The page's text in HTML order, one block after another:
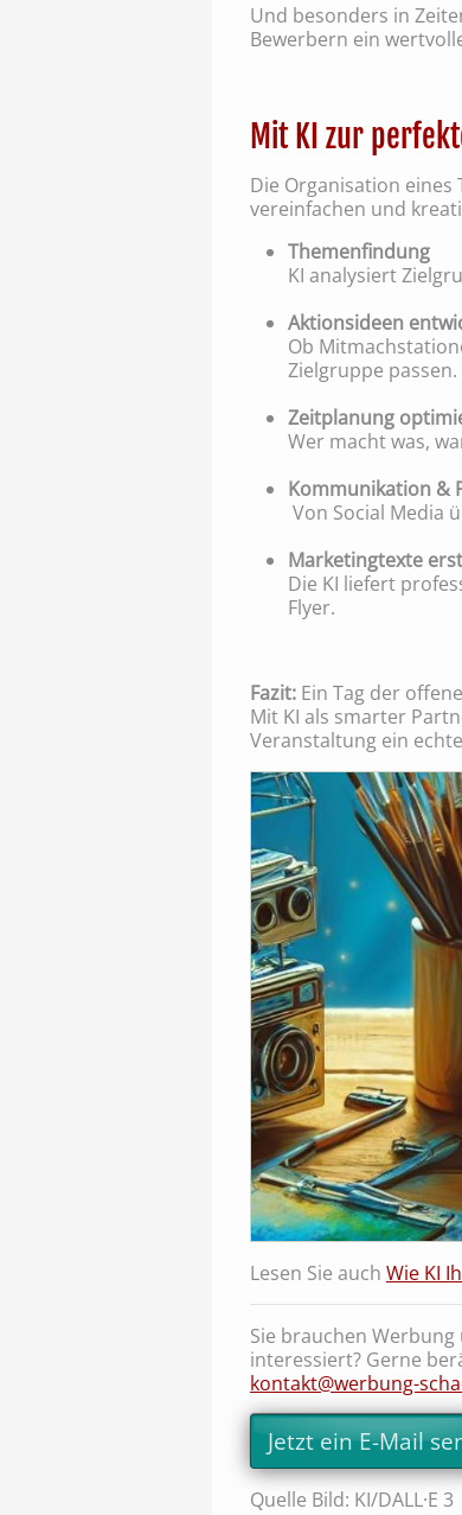
Und besonders in
Bewerbern ein
Mit KI zur
Die Organisation eines
vereinfachen und
Themenfindung
KI analysiert
Aktionsideen
Ob
Zielgruppe passen.
Zeitplanung
Wer macht was,
Kommunikation &
Von Social Media
Marketingtexte
Die KI liefert
Flyer.
Fazit: Ein Tag der
Mit KI als smarter
Veranstaltung ein
Lesen Sie auch Wie KI
Sie brauchen
interessiert? Gerne
kontakt@werbung-
Jetzt ein E-Mail
Quelle Bild: KI/DALL·E 3